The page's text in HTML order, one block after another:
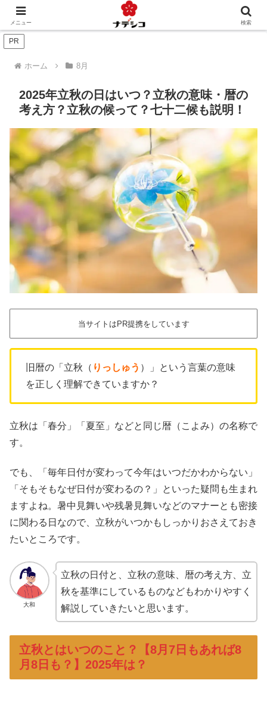
年中行事（季節） 年中行事（人生） おくりもの
PR
ホーム 8月
2025年立秋の日はいつ？立秋の意味・暦の
考え方？立秋の候って？七十二候も説明！
当サイトはPR提携をしています
旧暦の「立秋（ りっしゅう ）」という言葉の意味
を正しく理解できていますか？
立秋は「春分」「夏至」などと同じ暦（こよみ）の名称で
す。
でも、「毎年日付が変わって今年はいつだかわからない」
「そもそもなぜ日付が変わるの？」といった疑問も生まれ
ますよね。暑中見舞いや残暑見舞いなどのマナーとも密接
に関わる日なので、立秋がいつかもしっかりおさえておき
たいところです。
大和
立秋の日付と、立秋の意味、暦の考え方、立
秋を基準にしているものなどもわかりやすく
解説していきたいと思います。
立秋とはいつのこと？【8月7日もあれば8
月8日も？】2025年は？
メニュー 検索